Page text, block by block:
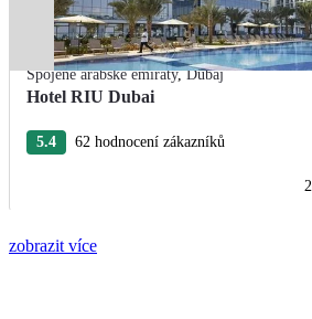
Spojené arabské emiráty,Dubaj
Hotel RIU Dubai
5.4 62 hodnocení zákazníků
zobrazit více